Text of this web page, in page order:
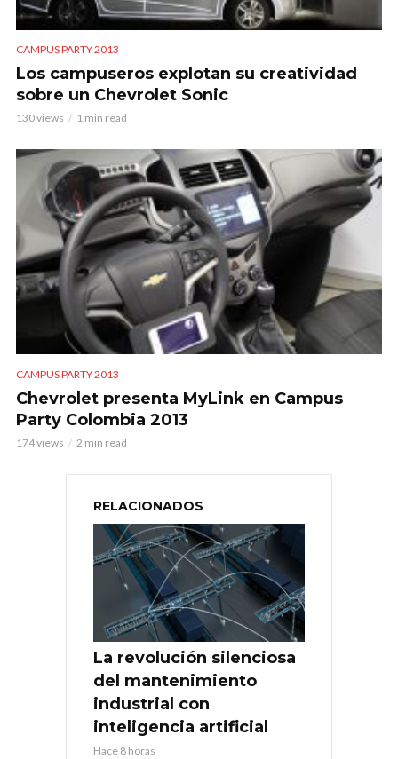
CAMPUS PARTY 2013
Los campuseros explotan su creatividad
sobre un Chevrolet Sonic
130 views 1 min read
CAMPUS PARTY 2013
Chevrolet presenta MyLink en Campus
Party Colombia 2013
174 views 2 min read
RELACIONADOS
La revolución silenciosa
del mantenimiento
industrial con
inteligencia artificial
Hace 8 horas